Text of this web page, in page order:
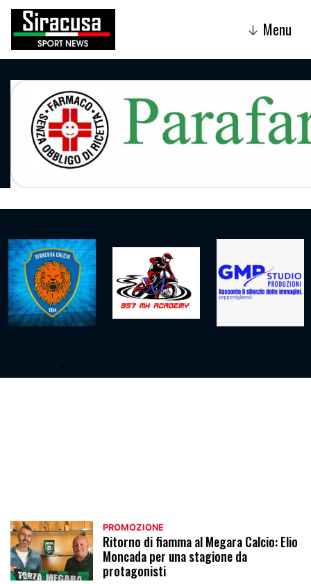
↓ Menu
PROMOZIONE
Ritorno di fiamma al Megara Calcio: Elio
Moncada per una stagione da
protagonisti